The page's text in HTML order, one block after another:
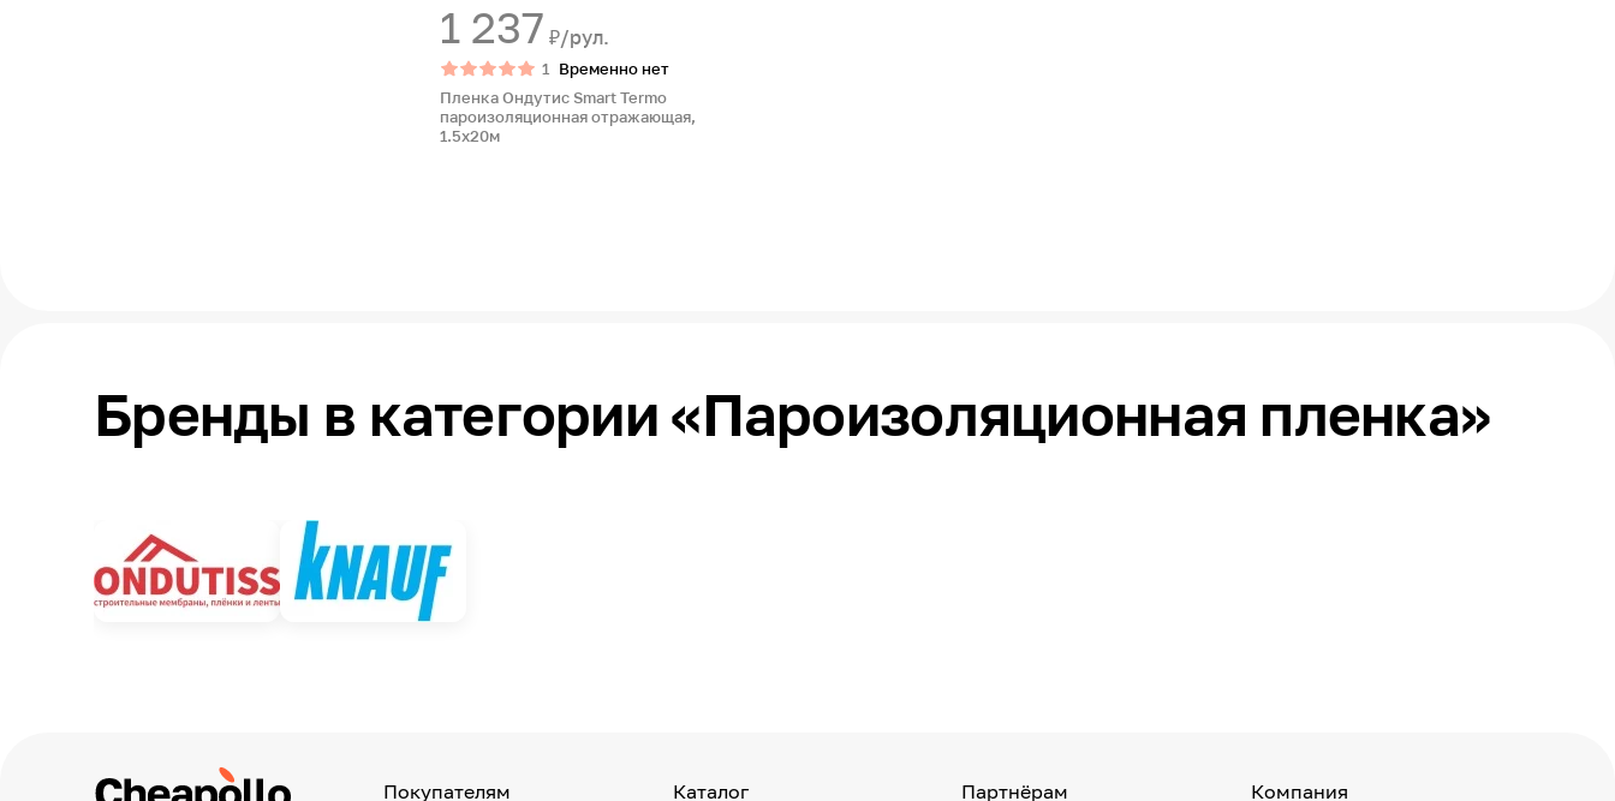
1 237 ₽/рул.
1
Временно нет
Пленка Ондутис Smart Termo
пароизоляционная отражающая,
1.5х20м
Бренды в категории «Пароизоляционная пленка»
Покупателям Каталог Партнёрам Компания